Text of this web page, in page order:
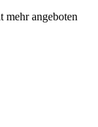
mehr angeboten